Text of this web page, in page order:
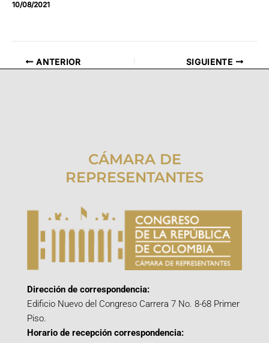
10/08/2021
ANTERIOR SIGUIENTE
CÁMARA DE
REPRESENTANTES
Dirección de correspondencia:
Edificio Nuevo del Congreso Carrera 7 No. 8-68 Primer
Piso.
Horario de recepción correspondencia: